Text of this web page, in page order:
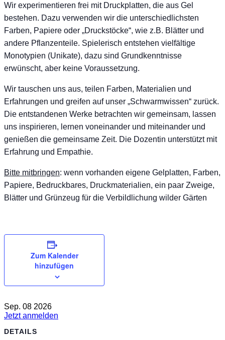
Wir experimentieren frei mit Druckplatten, die aus Gel
bestehen. Dazu verwenden wir die unterschiedlichsten
Farben, Papiere oder „Druckstöcke“, wie z.B. Blätter und
andere Pflanzenteile. Spielerisch entstehen vielfältige
Monotypien (Unikate), dazu sind Grundkenntnisse
erwünscht, aber keine Voraussetzung.
Wir tauschen uns aus, teilen Farben, Materialien und
Erfahrungen und greifen auf unser „Schwarmwissen“ zurück.
Die entstandenen Werke betrachten wir gemeinsam, lassen
uns inspirieren, lernen voneinander und miteinander und
genießen die gemeinsame Zeit. Die Dozentin unterstützt mit
Erfahrung und Empathie.
Bitte mitbringen: wenn vorhanden eigene Gelplatten, Farben,
Papiere, Bedruckbares, Druckmaterialien, ein paar Zweige,
Blätter und Grünzeug für die Verbildlichung wilder Gärten
Zum Kalender
hinzufügen
Sep. 08 2026
Jetzt anmelden
DETAILS